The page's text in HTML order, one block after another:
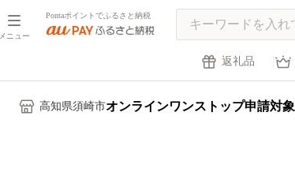
メニュー
Pontaポイントでふるさと納税
返礼品
高知県須崎市オンラインワンストップ申請対象